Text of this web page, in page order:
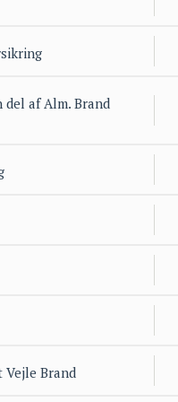
del af Alm. Brand
Vejle Brand